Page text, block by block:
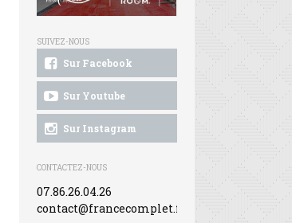
SUIVEZ-NOUS
Sur Facebook
Sur Youtube
Sur Instagram
CONTACTEZ-NOUS
07.86.26.04.26
contact@francecomplet.fr